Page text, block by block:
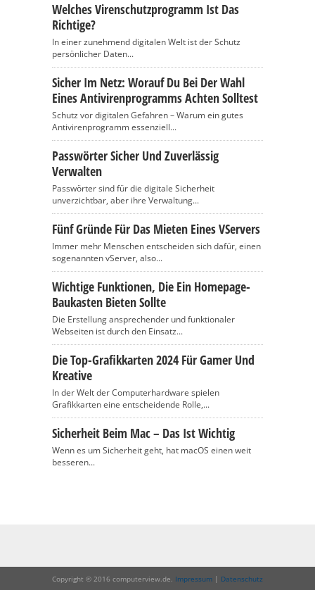
Welches Virenschutzprogramm Ist Das
Richtige?
In einer zunehmend digitalen Welt ist der Schutz
persönlicher Daten...
Sicher Im Netz: Worauf Du Bei Der Wahl
Eines Antivirenprogramms Achten Solltest
Schutz vor digitalen Gefahren – Warum ein gutes
Antivirenprogramm essenziell...
Passwörter Sicher Und Zuverlässig
Verwalten
Passwörter sind für die digitale Sicherheit
unverzichtbar, aber ihre Verwaltung...
Fünf Gründe Für Das Mieten Eines VServers
Immer mehr Menschen entscheiden sich dafür, einen
sogenannten vServer, also...
Wichtige Funktionen, Die Ein Homepage-
Baukasten Bieten Sollte
Die Erstellung ansprechender und funktionaler
Webseiten ist durch den Einsatz...
Die Top-Grafikkarten 2024 Für Gamer Und
Kreative
In der Welt der Computerhardware spielen
Grafikkarten eine entscheidende Rolle,...
Sicherheit Beim Mac – Das Ist Wichtig
Wenn es um Sicherheit geht, hat macOS einen weit
besseren...
Copyright © 2016 computerview.de. Impressum | Datenschutz